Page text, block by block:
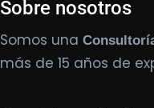
Sobre nosotros
Somos una
más de 15 años de